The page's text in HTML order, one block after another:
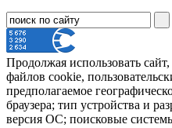
Продолжая использовать
файлов cookie,
предполагаемое
браузера; тип устройства и
версия ОС; поисковые